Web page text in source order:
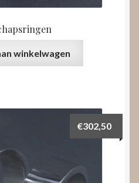
winkelwagen
€302,50